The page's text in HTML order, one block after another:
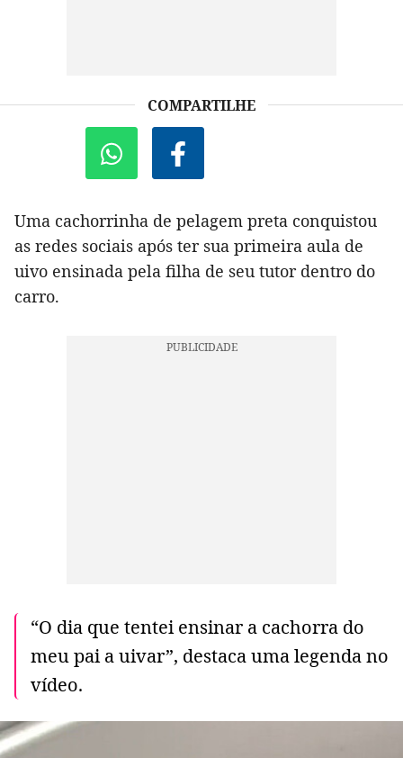
COMPARTILHE
Uma cachorrinha de pelagem preta conquistou
as redes sociais após ter sua primeira aula de
uivo ensinada pela filha de seu tutor dentro do
carro.
“O dia que tentei ensinar a cachorra do
meu pai a uivar”, destaca uma legenda no
vídeo.